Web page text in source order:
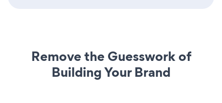
Remove the Guesswork of
Building Your Brand